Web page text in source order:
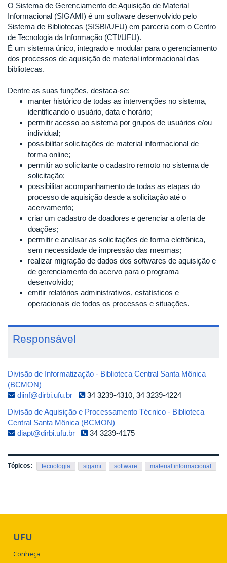
O Sistema de Gerenciamento de Aquisição de Material
Informacional (SIGAMI) é um software desenvolvido pelo
Sistema de Bibliotecas (SISBI/UFU) em parceria com o Centro
de Tecnologia da Informação (CTI/UFU).
É um sistema único, integrado e modular para o gerenciamento
dos processos de aquisição de material informacional das
bibliotecas.
Dentre as suas funções, destaca-se:
manter histórico de todas as intervenções no sistema,
identificando o usuário, data e horário;
permitir acesso ao sistema por grupos de usuários e/ou
individual;
possibilitar solicitações de material informacional de
forma online;
permitir ao solicitante o cadastro remoto no sistema de
solicitação;
possibilitar acompanhamento de todas as etapas do
processo de aquisição desde a solicitação até o
acervamento;
criar um cadastro de doadores e gerenciar a oferta de
doações;
permitir e analisar as solicitações de forma eletrônica,
sem necessidade de impressão das mesmas;
realizar migração de dados dos softwares de aquisição e
de gerenciamento do acervo para o programa
desenvolvido;
emitir relatórios administrativos, estatísticos e
operacionais de todos os processos e situações.
Responsável
Divisão de Informatização - Biblioteca Central Santa Mônica
(BCMON)
diinf@dirbi.ufu.br
34 3239-4310, 34 3239-4224
Divisão de Aquisição e Processamento Técnico - Biblioteca
Central Santa Mônica (BCMON)
diapt@dirbi.ufu.br
34 3239-4175
Tópicos: tecnologia sigami software material informacional
UFU
Conheça